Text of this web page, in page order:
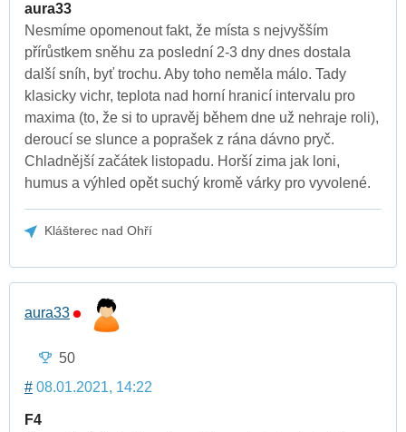
aura33
Nesmíme opomenout fakt, že místa s nejvyšším
přírůstkem sněhu za poslední 2-3 dny dnes dostala
další sníh, byť trochu. Aby toho neměla málo. Tady
klasicky vichr, teplota nad horní hranicí intervalu pro
maxima (to, že si to upravěj během dne už nehraje roli),
deroucí se slunce a poprašek z rána dávno pryč.
Chladnější začátek listopadu. Horší zima jak loni,
humus a výhled opět suchý kromě várky pro vyvolené.
Klášterec nad Ohří
aura33
50
# 08.01.2021, 14:22
F4